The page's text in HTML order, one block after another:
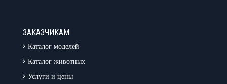
ЗАКАЗЧИКАМ
Каталог моделей
Каталог животных
Услуги и цены